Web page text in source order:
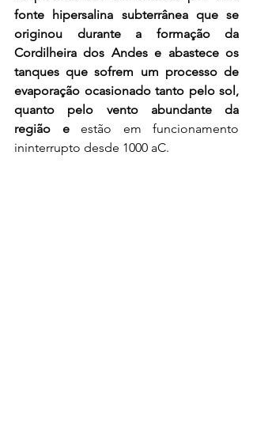
fonte hipersalina subterrânea que se
originou durante a formação da
Cordilheira dos Andes e abastece os
tanques que sofrem um processo de
evaporação ocasionado tanto pelo sol,
quanto pelo vento abundante da
região e estão em funcionamento
ininterrupto desde 1000 aC.